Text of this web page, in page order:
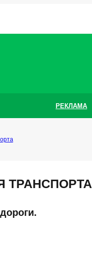
РЕКЛАМА
ТРАНСПОРТА